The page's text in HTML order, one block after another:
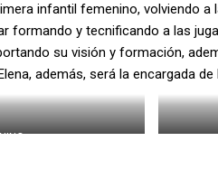
infantil femenino, volviendo
formando y tecnificando a las
su visión y formación,
además, será la encargada